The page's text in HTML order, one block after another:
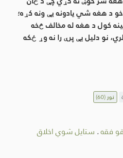
خو د هغه شي یادونه یې ونه کړه؛
کول د هغه له مخالف څخه
نو دلیل یې پرې را نه وړ ځکه
نور(60)
فقه. ستایل شوي اخلاق